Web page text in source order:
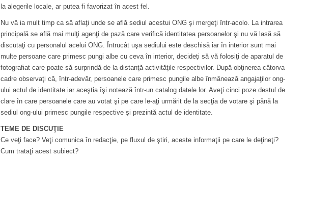
la alegerile locale, ar putea fi favorizat în acest fel.
Nu vă ia mult timp ca să aflaţi unde se află sediul acestui ONG şi mergeţi într-acolo. La intrarea
principală se află mai mulţi agenţi de pază care verifică identitatea persoanelor şi nu vă lasă să
discutaţi cu personalul acelui ONG. Întrucât uşa sediului este deschisă iar în interior sunt mai
multe persoane care primesc pungi albe cu ceva în interior, decideţi să vă folosiţi de aparatul de
fotografiat care poate să surprindă de la distanţă activităţile respectivilor. După obţinerea câtorva
cadre observaţi că, într-adevăr, persoanele care primesc pungile albe înmânează angajaţilor ong-
ului actul de identitate iar aceştia îşi notează într-un catalog datele lor. Aveţi cinci poze destul de
clare în care persoanele care au votat şi pe care le-aţi urmărit de la secţia de votare şi până la
sediul ong-ului primesc pungile respective şi prezintă actul de identitate.
TEME DE DISCUŢIE
Ce veţi face? Veţi comunica în redacţie, pe fluxul de ştiri, aceste informaţii pe care le deţineţi?
Cum trataţi acest subiect?